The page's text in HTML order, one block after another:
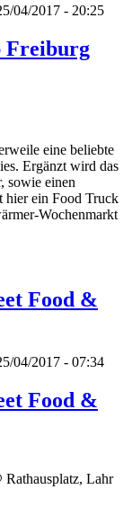
04/2017 - 20:25
Freiburg
eine beliebte
Ergänzt wird das
sowie einen
hier ein Food Truck
Wochenmarkt
Food &
04/2017 - 07:34
Food &
Lahr